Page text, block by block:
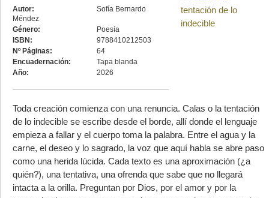
Autor:
Sofía Bernardo
Méndez
Género:
Poesía
ISBN:
9788410212503
Nº Páginas:
64
Encuadernación:
Tapa blanda
Año:
2026
Toda creación comienza con una renuncia. Calas o la tentación
de lo indecible se escribe desde el borde, allí donde el lenguaje
empieza a fallar y el cuerpo toma la palabra. Entre el agua y la
carne, el deseo y lo sagrado, la voz que aquí habla se abre paso
como una herida lúcida. Cada texto es una aproximación (¿a
quién?), una tentativa, una ofrenda que sabe que no llegará
intacta a la orilla. Preguntan por Dios, por el amor y por la